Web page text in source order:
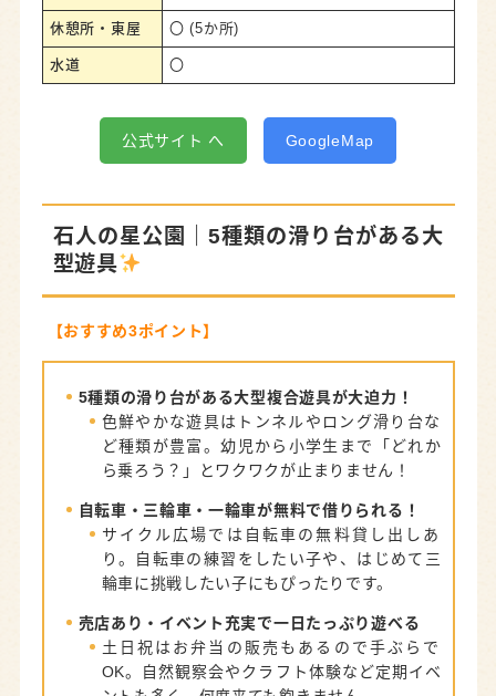
休憩所・東屋 〇 (5か所)
水道 〇
公式サイト へ GoogleMap
石人の星公園
｜5種類の滑り台がある大
型遊具
【おすすめ3ポイント】
5種類の滑り台がある大型複合遊具が大迫力！
色鮮やかな遊具はトンネルやロング滑り台な
ど種類が豊富。幼児から小学生まで「どれか
ら乗ろう？」とワクワクが止まりません！
自転車・三輪車・一輪車が無料で借りられる！
サイクル広場では自転車の無料貸し出しあ
り。自転車の練習をしたい子や、はじめて三
輪車に挑戦したい子にもぴったりです。
売店あり・イベント充実で一日たっぷり遊べる
土日祝はお弁当の販売もあるので手ぶらで
OK。自然観察会やクラフト体験など定期イベ